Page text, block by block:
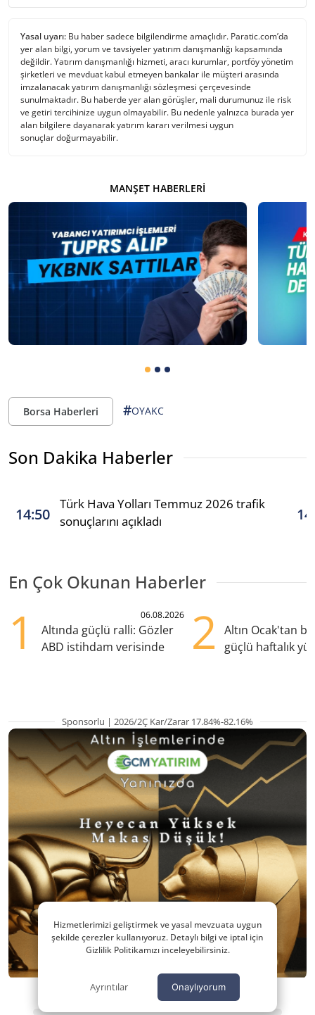
Yasal uyarı: Bu haber sadece bilgilendirme amaçlıdır. Paratic.com’da
yer alan bilgi, yorum ve tavsiyeler yatırım danışmanlığı kapsamında
değildir. Yatırım danışmanlığı hizmeti, aracı kurumlar, portföy yönetim
şirketleri ve mevduat kabul etmeyen bankalar ile müşteri arasında
imzalanacak yatırım danışmanlığı sözleşmesi çerçevesinde
sunulmaktadır. Bu haberde yer alan görüşler, mali durumunuz ile risk
ve getiri tercihinize uygun olmayabilir. Bu nedenle yalnızca burada yer
alan bilgilere dayanarak yatırım kararı verilmesi uygun
sonuçlar doğurmayabilir.
MANŞET HABERLERI
Borsa Haberleri #OYAKC
Son Dakika Haberler
14:50
Türk Hava Yolları Temmuz 2026 trafik
sonuçlarını açıkladı
En Çok Okunan Haberler
1 06.08.2026
Altında güçlü ralli: Gözler
ABD istihdam verisinde
2
Altın Ocak'tan
güçlü haftalık
Sponsorlu | 2026/2Ç Kar/Zarar 17.84%-82.16%
Hizmetlerimizi geliştirmek ve yasal mevzuata uygun
şekilde çerezler kullanıyoruz. Detaylı bilgi ve iptal için
Gizlilik Politikamızı inceleyebilirsiniz.
Ayrıntılar Onaylıyorum